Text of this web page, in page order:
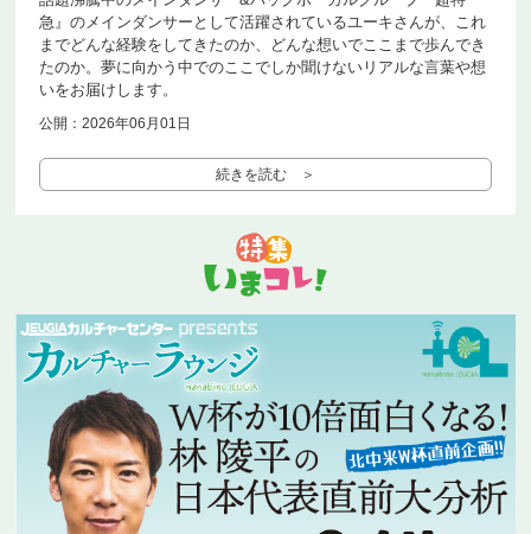
急』のメインダンサーとして活躍されているユーキさんが、これ
までどんな経験をしてきたのか、どんな想いでここまで歩んでき
たのか。夢に向かう中でのここでしか聞けないリアルな言葉や想
いをお届けします。
公開：2026年06月01日
続きを読む ＞